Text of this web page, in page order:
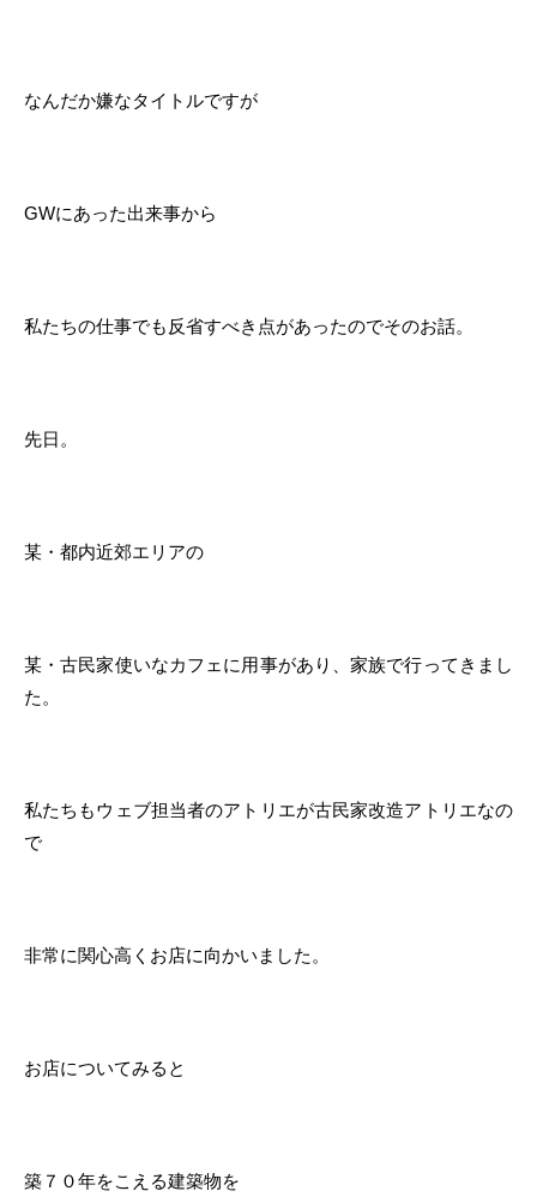
なんだか嫌なタイトルですが
GWにあった出来事から
私たちの仕事でも反省すべき点があったのでそのお話。
先日。
某・都内近郊エリアの
某・古民家使いなカフェに用事があり、家族で行ってきまし
た。
私たちもウェブ担当者のアトリエが古民家改造アトリエなの
で
非常に関心高くお店に向かいました。
お店についてみると
築７０年をこえる建築物を